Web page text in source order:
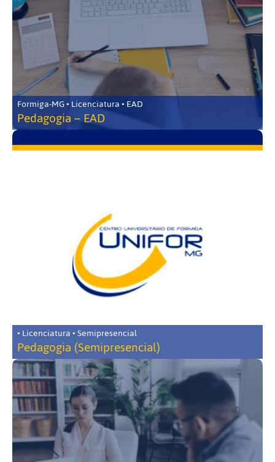
Formiga-MG • Licenciatura • EAD
Pedagogia – EAD
• Licenciatura • Semipresencial
Pedagogia (Semipresencial)